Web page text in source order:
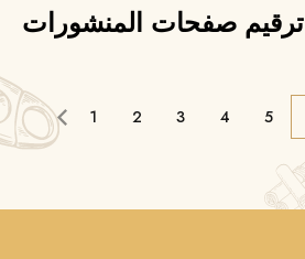
ترقيم صفحات المنشورات
1 2 3 4 5